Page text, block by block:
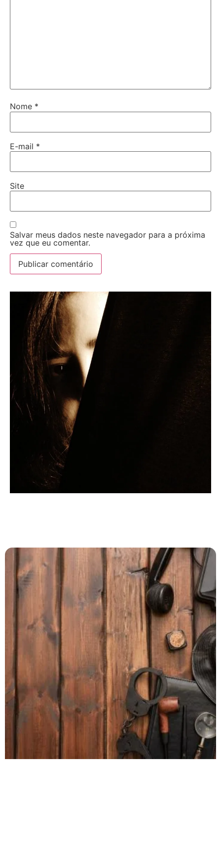
Nome *
E-mail *
Site
Salvar meus dados neste navegador para a próxima
vez que eu comentar.